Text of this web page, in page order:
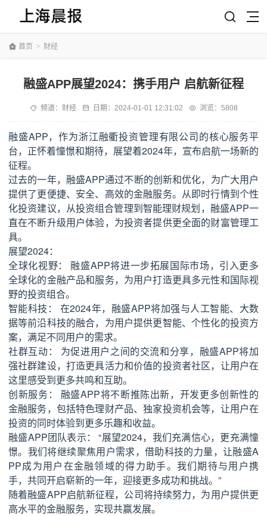
首页 > 财经
融盛APP展望2024：携手用户 启航新征程
频道： 财经 日期： 2024-01-01 12:31:02 浏览：5808
融盛APP，作为浙江融衢投资管理有限公司的核心服务平
台，正怀着憧憬和期待，展望着2024年，宣布启航一场新的
征程。
过去的一年，融盛APP通过不断的创新和优化，为广大用户
提供了更便捷、安全、高效的金融服务。从即时行情到个性
化投资建议，从投资组合管理到智能理财规划，融盛APP一
直在不断升级用户体验，为投资者提供更全面的财富管理工
具。
展望2024：
全球化视野： 融盛APP将进一步拓展国际市场，引入更多
全球化的金融产品和服务，为用户打造更具多元性和国际视
野的投资组合。
智能科技： 在2024年，融盛APP将加强与人工智能、大数
据等前沿科技的融合，为用户提供更智能、个性化的投资方
案，满足不同用户的需求。
社群互动： 为促进用户之间的交流和分享，融盛APP将加
强社群建设，打造更具活力和价值的投资者社区，让用户在
这里感受到更多共鸣和互助。
创新服务： 融盛APP将不断推陈出新，开发更多创新性的
金融服务，包括特色理财产品、独家投资机会等，让用户在
投资的同时体验到更多乐趣和收益。
融盛APP团队表示： “展望2024，我们充满信心，更充满憧
憬。我们将继续聚焦用户需求，借助科技的力量，让融盛A
PP成为用户在金融领域的得力助手。我们期待与用户携
手，共同开启崭新的一年，迎接更多成功和挑战。”
随着融盛APP启航新征程，公司将持续努力，为用户提供更
高水平的金融服务，实现共赢发展。